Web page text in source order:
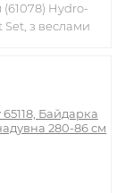
(61078) Hydro-
Set, з веслами